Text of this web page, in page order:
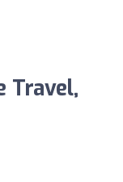
Travel,